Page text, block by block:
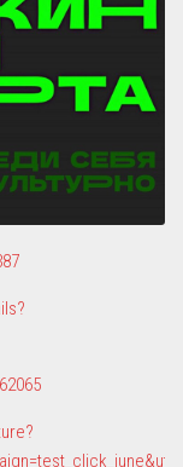
коррупции, для
обязательствах
поведению и
комиссия)